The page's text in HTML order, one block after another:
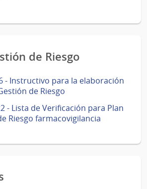
de Riesgo
- Instructivo para la elaboración
de Riesgo
- Lista de Verificación para Plan
Riesgo farmacovigilancia